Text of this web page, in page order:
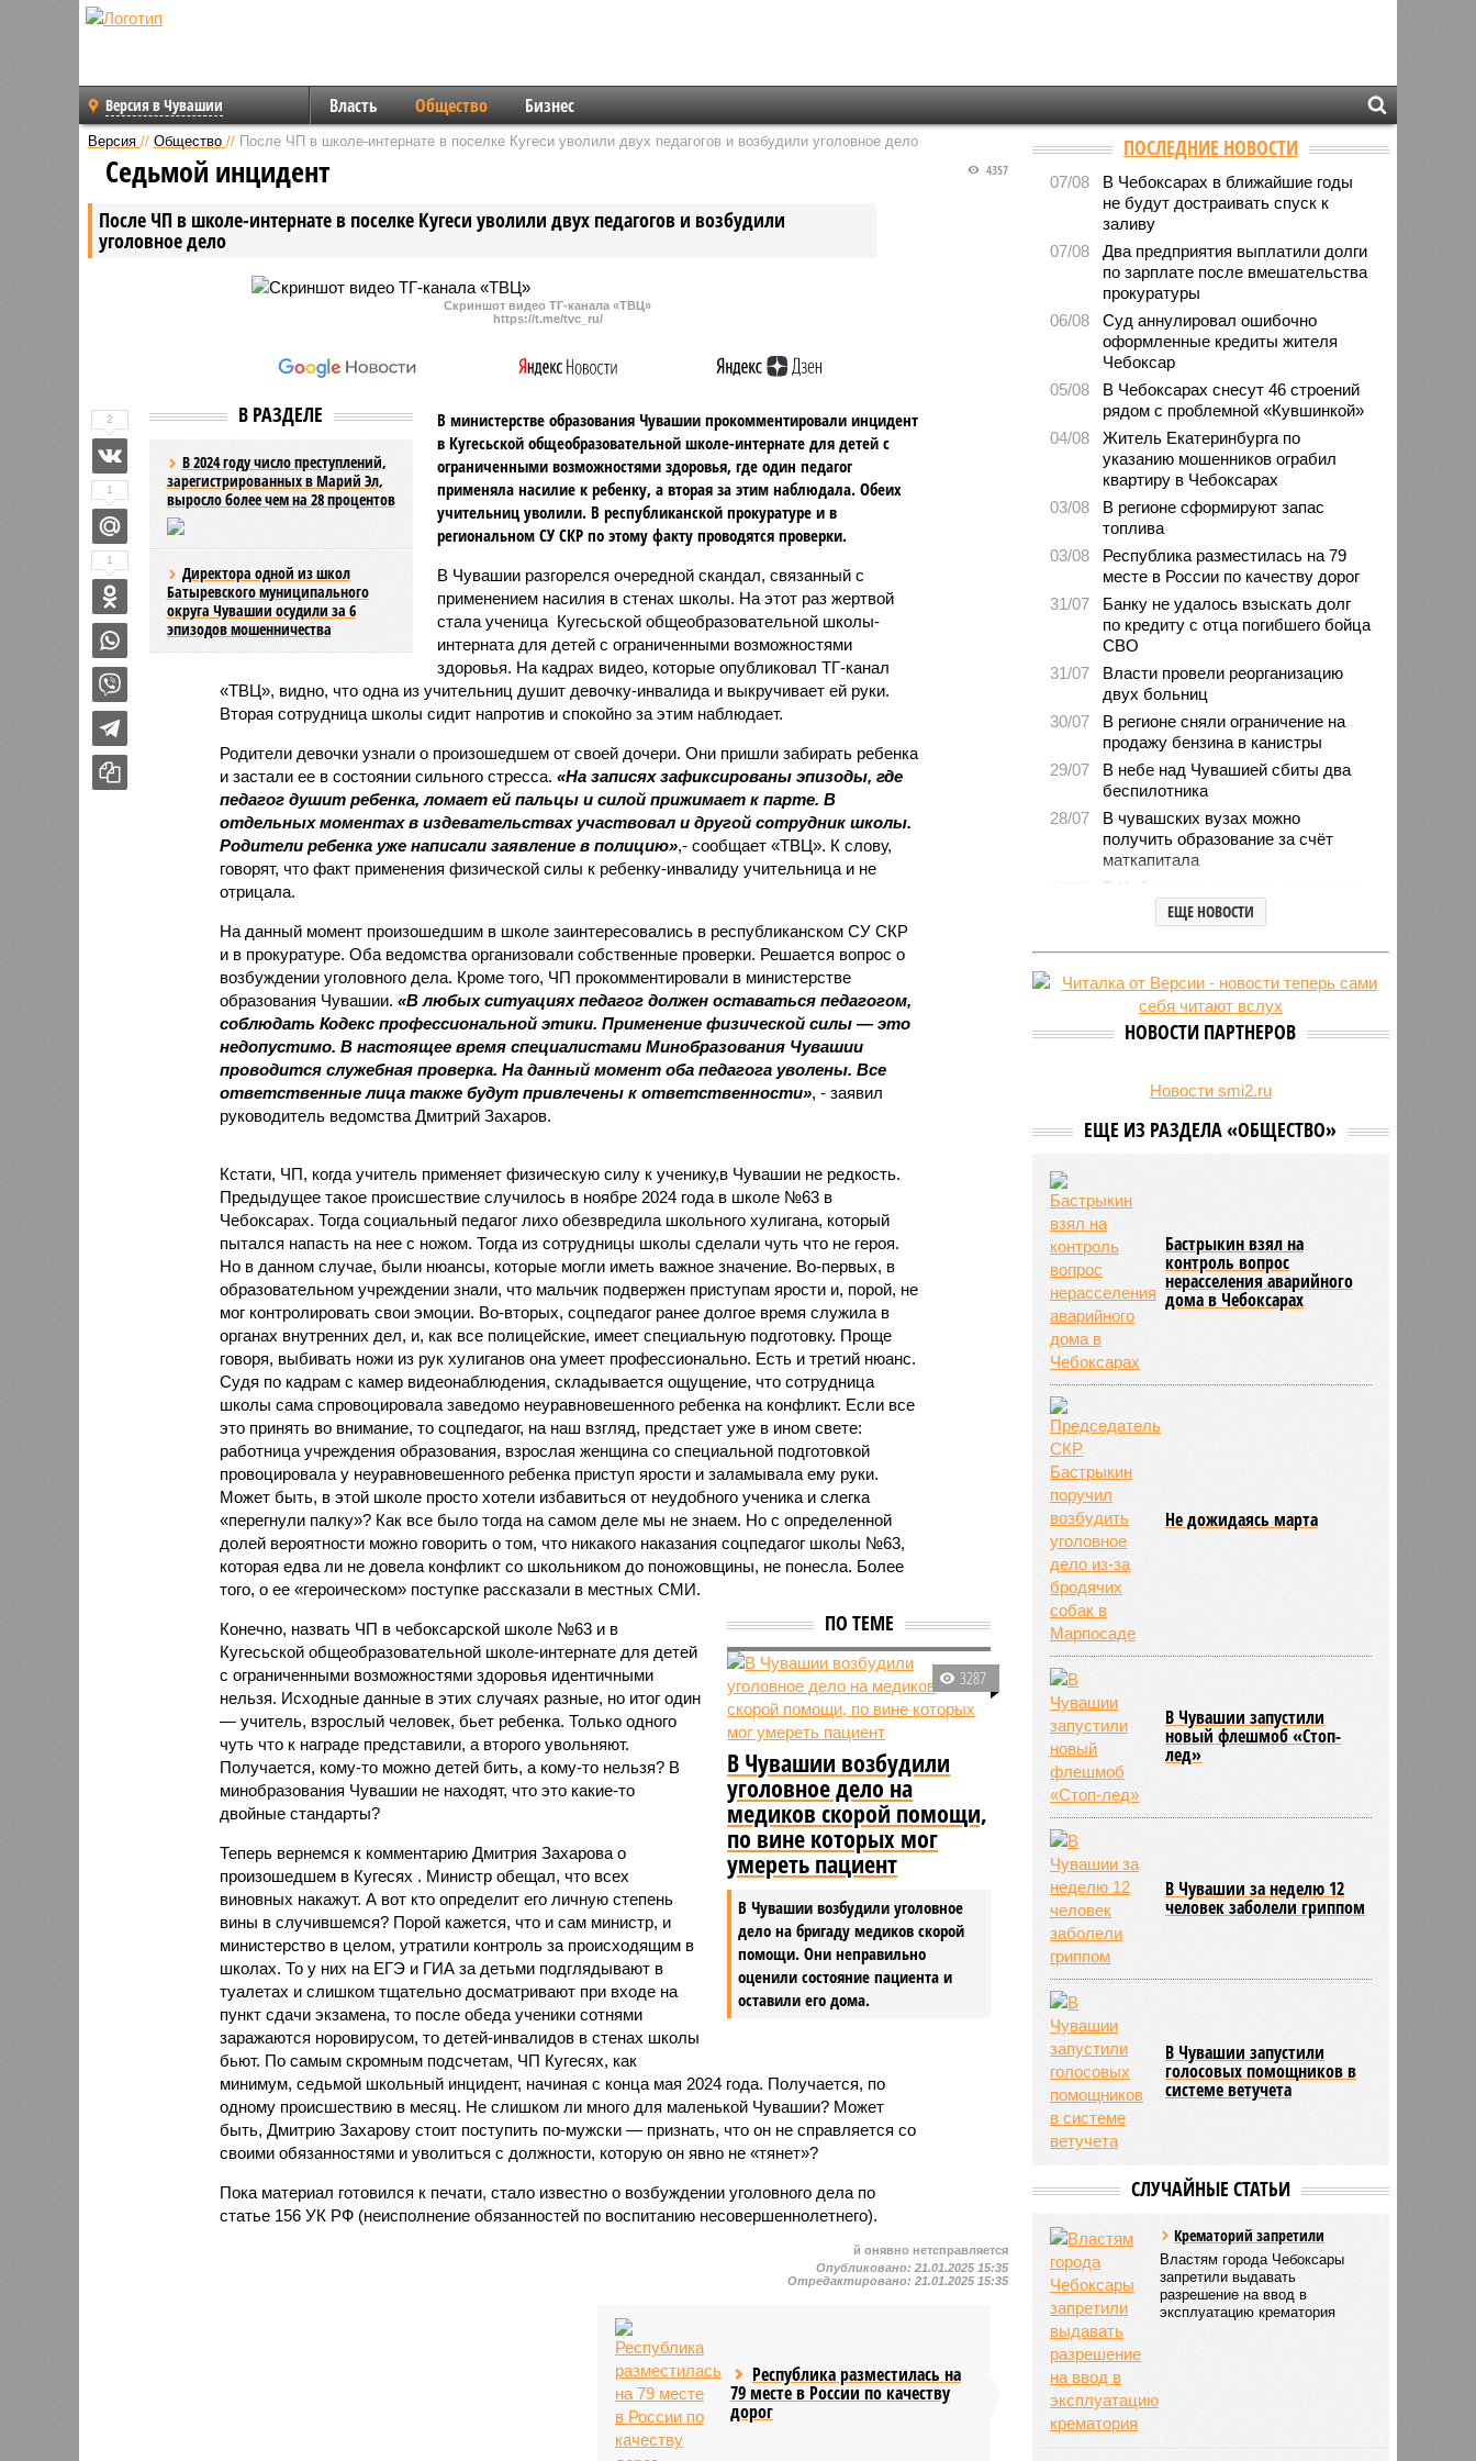
Версия в Чувашии Власть Общество Бизнес
Версия // Общество // После ЧП в школе-интернате в поселке Кугеси уволили двух педагогов и возбудили уголовное дело
После ЧП в школе-интернате в поселке Кугеси уволили двух педагогов и возбудили
уголовное дело
4357
Седьмой инцидент
Скриншот видео ТГ-канала «ТВЦ»
https://t.me/tvc_ru/
В РАЗДЕЛЕ
В 2024 году число преступлений,
зарегистрированных в Марий Эл,
выросло более чем на 28 процентов
Директора одной из школ
Батыревского муниципального
округа Чувашии осудили за 6
эпизодов мошенничества
В министерстве образования Чувашии прокомментировали инцидент
в Кугесьской общеобразовательной школе-интернате для детей с
ограниченными возможностями здоровья, где один педагог
применяла насилие к ребенку, а вторая за этим наблюдала. Обеих
учительниц уволили. В республиканской прокуратуре и в
региональном СУ СКР по этому факту проводятся проверки.
В Чувашии разгорелся очередной скандал, связанный с
применением насилия в стенах школы. На этот раз жертвой
стала ученица Кугесьской общеобразовательной школы-
интерната для детей с ограниченными возможностями
здоровья. На кадрах видео, которые опубликовал ТГ-канал
«ТВЦ», видно, что одна из учительниц душит девочку-инвалида и выкручивает ей руки.
Вторая сотрудница школы сидит напротив и спокойно за этим наблюдает.
Родители девочки узнали о произошедшем от своей дочери. Они пришли забирать ребенка
и застали ее в состоянии сильного стресса. «На записях зафиксированы эпизоды, где
педагог душит ребенка, ломает ей пальцы и силой прижимает к парте. В
отдельных моментах в издевательствах участвовал и другой сотрудник школы.
Родители ребенка уже написали заявление в полицию»,- сообщает «ТВЦ». К слову,
говорят, что факт применения физической силы к ребенку-инвалиду учительница и не
отрицала.
На данный момент произошедшим в школе заинтересовались в республиканском СУ СКР
и в прокуратуре. Оба ведомства организовали собственные проверки. Решается вопрос о
возбуждении уголовного дела. Кроме того, ЧП прокомментировали в министерстве
образования Чувашии. «В любых ситуациях педагог должен оставаться педагогом,
соблюдать Кодекс профессиональной этики. Применение физической силы — это
недопустимо. В настоящее время специалистами Минобразования Чувашии
проводится служебная проверка. На данный момент оба педагога уволены. Все
ответственные лица также будут привлечены к ответственности», - заявил
руководитель ведомства Дмитрий Захаров.
Кстати, ЧП, когда учитель применяет физическую силу к ученику,в Чувашии не редкость.
Предыдущее такое происшествие случилось в ноябре 2024 года в школе №63 в
Чебоксарах. Тогда социальный педагог лихо обезвредила школьного хулигана, который
пытался напасть на нее с ножом. Тогда из сотрудницы школы сделали чуть что не героя.
Но в данном случае, были нюансы, которые могли иметь важное значение. Во-первых, в
образовательном учреждении знали, что мальчик подвержен приступам ярости и, порой, не
мог контролировать свои эмоции. Во-вторых, соцпедагог ранее долгое время служила в
органах внутренних дел, и, как все полицейские, имеет специальную подготовку. Проще
говоря, выбивать ножи из рук хулиганов она умеет профессионально. Есть и третий нюанс.
Судя по кадрам с камер видеонаблюдения, складывается ощущение, что сотрудница
школы сама спровоцировала заведомо неуравновешенного ребенка на конфликт. Если все
это принять во внимание, то соцпедагог, на наш взгляд, предстает уже в ином свете:
работница учреждения образования, взрослая женщина со специальной подготовкой
провоцировала у неуравновешенного ребенка приступ ярости и заламывала ему руки.
Может быть, в этой школе просто хотели избавиться от неудобного ученика и слегка
«перегнули палку»? Как все было тогда на самом деле мы не знаем. Но с определенной
долей вероятности можно говорить о том, что никакого наказания соцпедагог школы №63,
которая едва ли не довела конфликт со школьником до поножовщины, не понесла. Более
того, о ее «героическом» поступке рассказали в местных СМИ.
ПО ТЕМЕ
3287
В Чувашии возбудили
уголовное дело на
медиков скорой помощи,
по вине которых мог
умереть пациент
В Чувашии возбудили уголовное
дело на бригаду медиков скорой
помощи. Они неправильно
оценили состояние пациента и
оставили его дома.
Конечно, назвать ЧП в чебоксарской школе №63 и в
Кугесьской общеобразовательной школе-интернате для детей
с ограниченными возможностями здоровья идентичными
нельзя. Исходные данные в этих случаях разные, но итог один
— учитель, взрослый человек, бьет ребенка. Только одного
чуть что к награде представили, а второго увольняют.
Получается, кому-то можно детей бить, а кому-то нельзя? В
минобразования Чувашии не находят, что это какие-то
двойные стандарты?
Теперь вернемся к комментарию Дмитрия Захарова о
произошедшем в Кугесях . Министр обещал, что всех
виновных накажут. А вот кто определит его личную степень
вины в случившемся? Порой кажется, что и сам министр, и
министерство в целом, утратили контроль за происходящим в
школах. То у них на ЕГЭ и ГИА за детьми подглядывают в
туалетах и слишком тщательно досматривают при входе на
пункт сдачи экзамена, то после обеда ученики сотнями
заражаются норовирусом, то детей-инвалидов в стенах школы
бьют. По самым скромным подсчетам, ЧП Кугесях, как
минимум, седьмой школьный инцидент, начиная с конца мая 2024 года. Получается, по
одному происшествию в месяц. Не слишком ли много для маленькой Чувашии? Может
быть, Дмитрию Захарову стоит поступить по-мужски — признать, что он не справляется со
своими обязанностями и уволиться с должности, которую он явно не «тянет»?
Пока материал готовился к печати, стало известно о возбуждении уголовного дела по
статье 156 УК РФ (неисполнение обязанностей по воспитанию несовершеннолетнего).
2
1
1
й онявно нетсправляется
Опубликовано:21.01.2025 15:35
Отредактировано:21.01.2025 15:35
Республика разместилась на
79 месте в России по качеству
дорог
ПОСЛЕДНИЕ НОВОСТИ
07/08
В Чебоксарах в ближайшие годы
не будут достраивать спуск к
заливу
07/08
Два предприятия выплатили долги
по зарплате после вмешательства
прокуратуры
06/08
Суд аннулировал ошибочно
оформленные кредиты жителя
Чебоксар
05/08
В Чебоксарах снесут 46 строений
рядом с проблемной «Кувшинкой»
04/08
Житель Екатеринбурга по
указанию мошенников ограбил
квартиру в Чебоксарах
03/08
В регионе сформируют запас
топлива
03/08
Республика разместилась на 79
месте в России по качеству дорог
31/07
Банку не удалось взыскать долг
по кредиту с отца погибшего бойца
СВО
31/07
Власти провели реорганизацию
двух больниц
30/07
В регионе сняли ограничение на
продажу бензина в канистры
29/07
В небе над Чувашией сбиты два
беспилотника
28/07
В чувашских вузах можно
получить образование за счёт
маткапитала
В Чебоксарах началась проверка
готовности школ и детсадов к
новому учебному году
27/07
Чувашские врачи выходили
младенца массой 745 граммов
Чувашские аграрии начали уборку
урожая
ЕЩЕ НОВОСТИ
НОВОСТИ ПАРТНЕРОВ
Новости smi2.ru
ЕЩЕ ИЗ РАЗДЕЛА «ОБЩЕСТВО»
Бастрыкин взял на
контроль вопрос
нерасселения аварийного
дома в Чебоксарах
Не дожидаясь марта
В Чувашии запустили
новый флешмоб «Стоп-
лед»
В Чувашии за неделю 12
человек заболели гриппом
В Чувашии запустили
голосовых помощников в
системе ветучета
СЛУЧАЙНЫЕ СТАТЬИ
Крематорий запретили
Властям города Чебоксары
запретили выдавать
разрешение на ввод в
эксплуатацию крематория